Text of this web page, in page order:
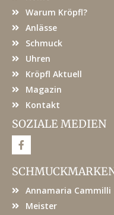
Warum Kröpfl?
Anlässe
Schmuck
Uhren
Kröpfl Aktuell
Magazin
Kontakt
SOZIALE MEDIEN
F
a
e
b
o
Annamaria Cammilli
Meister